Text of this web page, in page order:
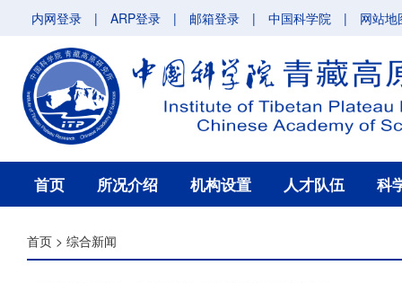
内网登录 | ARP登录 | 邮箱登录 | 中国科学院 | 网站地
首页 所况介绍 机构设置 人才队伍 科
首页 > 综合新闻